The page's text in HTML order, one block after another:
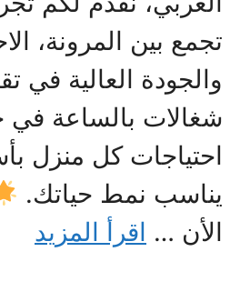
تجمع بين المرونة،
والجودة العالية في
شغالات بالساعة في
احتياجات كل منزل
يناسب نمط حياتك.
الأن … اقرأ المزيد